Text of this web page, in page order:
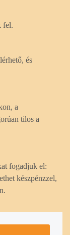
fel.
és
a
tilos a
fogadjuk el:
készpénzzel,